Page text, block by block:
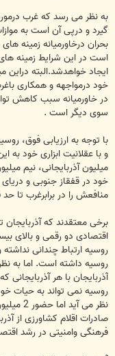
به نظر می رسد که غرب
گیرد و درپی آن است به
بحران درخاورمیانه زمینه
است در این شرایط زمینه
ایجاد خواهدشد.البته
خود درمواجهه و همکاری
در خاورمیانه سبب کاهش
سوی دیگر است .
با توجه به ارزیابی فوق،
و با عقلانیت ابزاری خود
میلیون آذربایجانی، نیم
خود در قفقاز جنوبی و
منافعش را در برابرغرب تا
برخی معتقدند که
اقتصادی دو رقمی و بالای
روسیه ارتباط چندانی
روسیه داشته است. اما به
آذربایجان با هر
روسیه نمی تواند به حیات
نظر می
صادرات اقلام کشاورزی از
فرهنگی وامنیتی در رشد